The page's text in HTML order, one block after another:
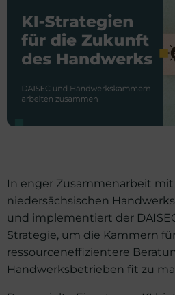
In enger Zusammenarbeit
niedersächsischen
und implementiert der
Strategie, um die Kammern
ressourceneffizientere
Handwerksbetrieben fit zu